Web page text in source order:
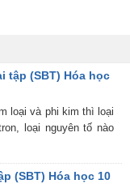
tập (SBT) Hóa học
loại và phi kim thì loại
loại nguyên tố nào
(SBT) Hóa học 10